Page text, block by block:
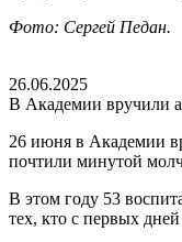
Фото: Сергей Педан.
26.06.2025
В Академии вручили
26 июня в Академии
почтили минутой
В этом году 53
тех, кто с первых